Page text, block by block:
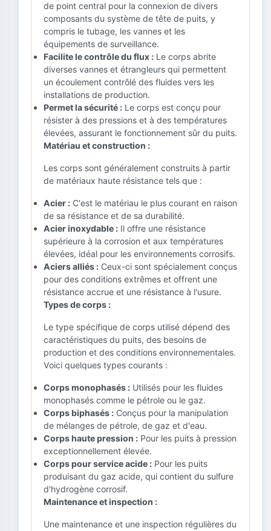
de point central pour la connexion de divers
composants du système de tête de puits, y
compris le tubage, les vannes et les
équipements de surveillance.
Facilite le contrôle du flux : Le corps abrite
diverses vannes et étrangleurs qui permettent
un écoulement contrôlé des fluides vers les
installations de production.
Permet la sécurité : Le corps est conçu pour
résister à des pressions et à des températures
élevées, assurant le fonctionnement sûr du puits.
Matériau et construction :
Les corps sont généralement construits à partir
de matériaux haute résistance tels que :
Acier : C'est le matériau le plus courant en raison
de sa résistance et de sa durabilité.
Acier inoxydable : Il offre une résistance
supérieure à la corrosion et aux températures
élevées, idéal pour les environnements corrosifs.
Aciers alliés : Ceux-ci sont spécialement conçus
pour des conditions extrêmes et offrent une
résistance accrue et une résistance à l'usure.
Types de corps :
Le type spécifique de corps utilisé dépend des
caractéristiques du puits, des besoins de
production et des conditions environnementales.
Voici quelques types courants :
Corps monophasés : Utilisés pour les fluides
monophasés comme le pétrole ou le gaz.
Corps biphasés : Conçus pour la manipulation
de mélanges de pétrole, de gaz et d'eau.
Corps haute pression : Pour les puits à pression
exceptionnellement élevée.
Corps pour service acide : Pour les puits
produisant du gaz acide, qui contient du sulfure
d'hydrogène corrosif.
Maintenance et inspection :
Une maintenance et une inspection régulières du